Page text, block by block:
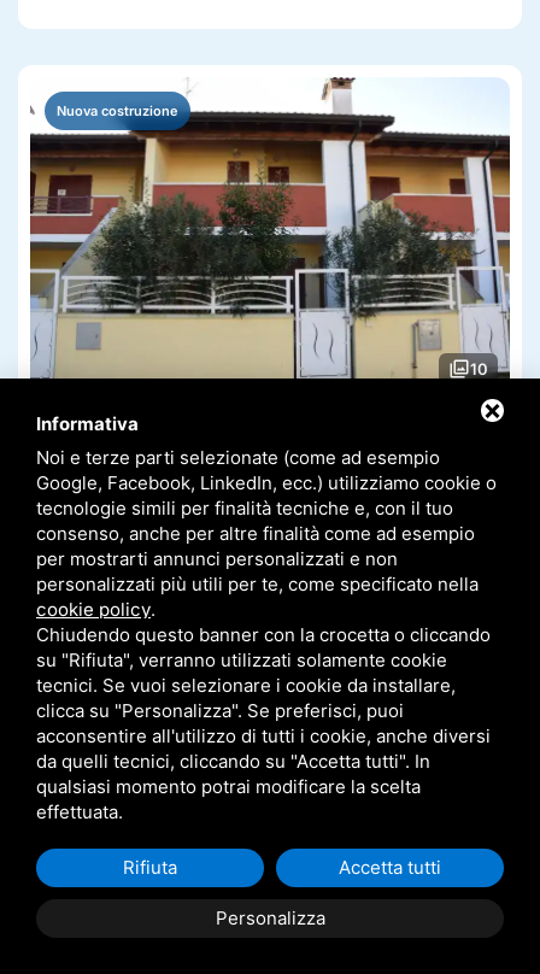
Informativa
Noi e terze parti selezionate (come ad esempio
Google, Facebook, LinkedIn, ecc.) utilizziamo cookie o
tecnologie simili per finalità tecniche e, con il tuo
consenso, anche per altre finalità come ad esempio
per mostrarti annunci personalizzati e non
personalizzati più utili per te, come specificato nella
cookie policy.
Chiudendo questo banner con la crocetta o cliccando
su "Rifiuta", verranno utilizzati solamente cookie
tecnici. Se vuoi selezionare i cookie da installare,
clicca su "Personalizza". Se preferisci, puoi
acconsentire all'utilizzo di tutti i cookie, anche diversi
da quelli tecnici, cliccando su "Accetta tutti". In
qualsiasi momento potrai modificare la scelta
effettuata.
Personalizza
Rifiuta Accetta tutti
Nuova costruzione
photo_library10
location_onLido di Pomposa Rif. 207
villetta trilocale vicino al mare ed al
centro di Lido di Pomposa
bed2
Nuova costruzione